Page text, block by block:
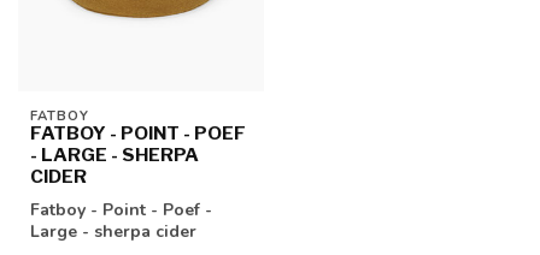
FATBOY
FATBOY - POINT - POEF
- LARGE - SHERPA
CIDER
Fatboy - Point - Poef -
Large - sherpa cider